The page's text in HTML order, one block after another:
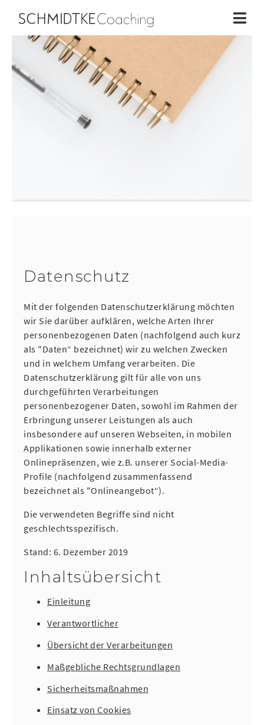
×
Home
Business Coaching
Life Coaching
Workshops
Über mich
Schmidtke Coaching | 2026
Datenschutz
Mit der folgenden Datenschutzerklärung möchten
wir Sie darüber aufklären, welche Arten Ihrer
personenbezogenen Daten (nachfolgend auch kurz
als "Daten“ bezeichnet) wir zu welchen Zwecken
und in welchem Umfang verarbeiten. Die
Datenschutzerklärung gilt für alle von uns
durchgeführten Verarbeitungen
personenbezogener Daten, sowohl im Rahmen der
Erbringung unserer Leistungen als auch
insbesondere auf unseren Webseiten, in mobilen
Applikationen sowie innerhalb externer
Onlinepräsenzen, wie z.B. unserer Social-Media-
Profile (nachfolgend zusammenfassend
bezeichnet als "Onlineangebot“).
Die verwendeten Begriffe sind nicht
geschlechtsspezifisch.
Stand: 6. Dezember 2019
Inhaltsübersicht
Einleitung
Verantwortlicher
Übersicht der Verarbeitungen
Maßgebliche Rechtsgrundlagen
Sicherheitsmaßnahmen
Einsatz von Cookies